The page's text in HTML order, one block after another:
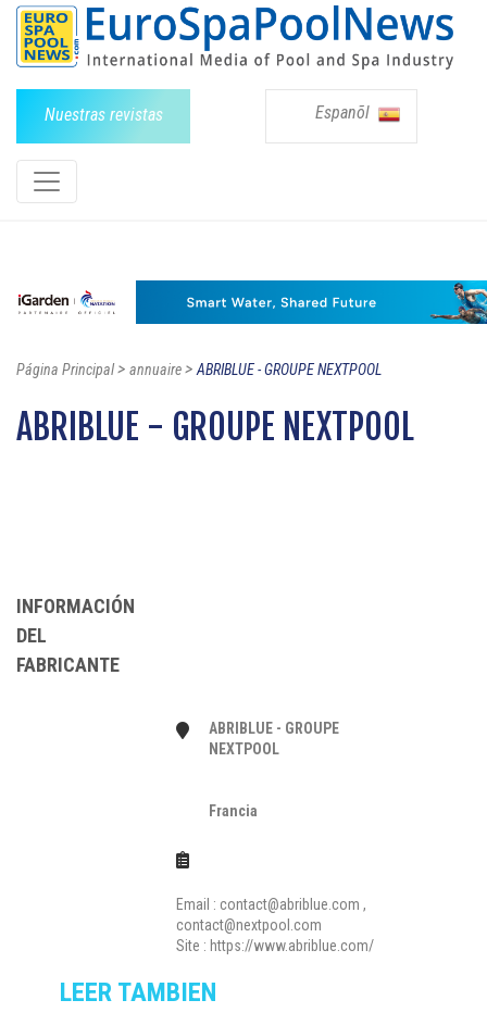
Nuestras revistas Espanõl
Página Principal> annuaire>ABRIBLUE - GROUPE NEXTPOOL
ABRIBLUE - GROUPE NEXTPOOL
INFORMACIÓN
DEL
FABRICANTE
ABRIBLUE - GROUPE
NEXTPOOL
Francia
Email : contact@abriblue.com ,
contact@nextpool.com
Site : https://www.abriblue.com/
LEER TAMBIEN